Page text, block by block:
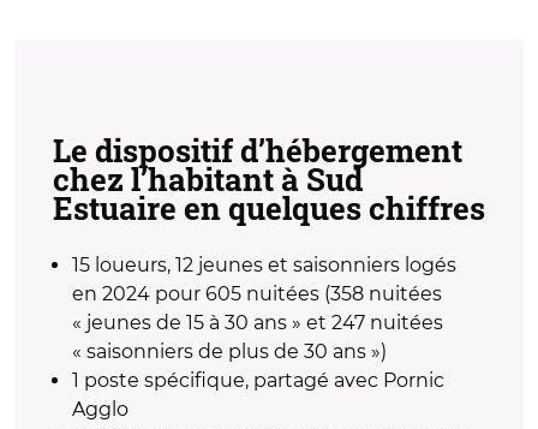
Le dispositif d’hébergement
chez l’habitant à Sud
Estuaire en quelques chiffres
15 loueurs, 12 jeunes et saisonniers logés
en 2024 pour 605 nuitées (358 nuitées
« jeunes de 15 à 30 ans » et 247 nuitées
« saisonniers de plus de 30 ans »)
1 poste spécifique, partagé avec Pornic
Agglo